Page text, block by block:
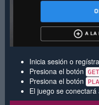
Inicia sesión o
Presiona el botón GET
Presiona el botón
El juego se